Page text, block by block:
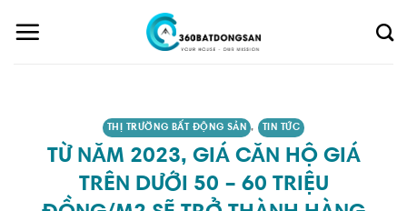
THỊ TRƯỜNG BẤT ĐỘNG SẢN , TIN TỨC
TỪ NĂM 2023, GIÁ CĂN HỘ GIÁ
TRÊN DƯỚI 50 – 60 TRIỆU